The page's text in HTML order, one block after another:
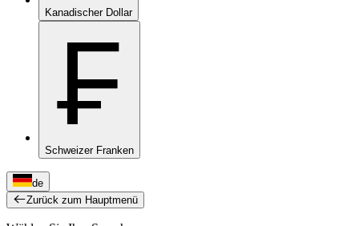
Kanadischer Dollar
₣
Schweizer Franken
de
Zurück zum Hauptmenü